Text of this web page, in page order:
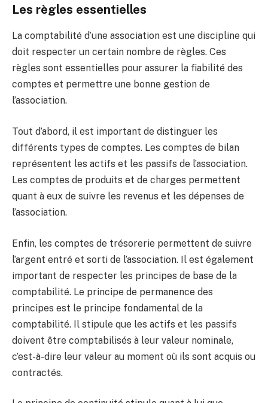
Les règles essentielles
La comptabilité d’une association est une discipline qui
doit respecter un certain nombre de règles. Ces
règles sont essentielles pour assurer la fiabilité des
comptes et permettre une bonne gestion de
l’association.
Tout d’abord, il est important de distinguer les
différents types de comptes. Les comptes de bilan
représentent les actifs et les passifs de l’association.
Les comptes de produits et de charges permettent
quant à eux de suivre les revenus et les dépenses de
l’association.
Enfin, les comptes de trésorerie permettent de suivre
l’argent entré et sorti de l’association. Il est également
important de respecter les principes de base de la
comptabilité. Le principe de permanence des
principes est le principe fondamental de la
comptabilité. Il stipule que les actifs et les passifs
doivent être comptabilisés à leur valeur nominale,
c’est-à-dire leur valeur au moment où ils sont acquis ou
contractés.